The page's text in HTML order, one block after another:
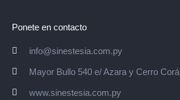
Ponete en contacto
info@sinestesia.com.py
Mayor Bullo 540 e/ Azara y Cerro Corá
www.sinestesia.com.py